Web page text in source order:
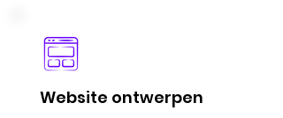
Website ontwerpen